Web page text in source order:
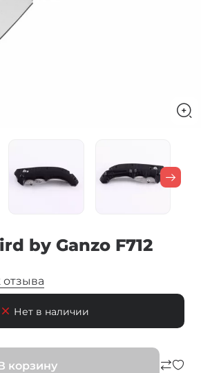
by Ganzo F712
отзыва
Нет в наличии
корзину